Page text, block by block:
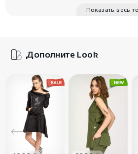
Показать весь
Дополните Look